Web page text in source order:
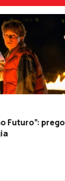
Futuro”: prego